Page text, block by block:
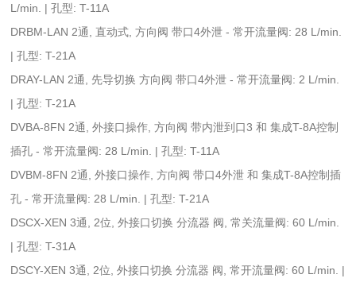
L/min. | 孔型: T-11A
DRBM-LAN 2通, 直动式, 方向阀 带口4外泄 - 常开流量阀: 28 L/min.
| 孔型: T-21A
DRAY-LAN 2通, 先导切换 方向阀 带口4外泄 - 常开流量阀: 2 L/min.
| 孔型: T-21A
DVBA-8FN 2通, 外接口操作, 方向阀 带内泄到口3 和 集成T-8A控制
插孔 - 常开流量阀: 28 L/min. | 孔型: T-11A
DVBM-8FN 2通, 外接口操作, 方向阀 带口4外泄 和 集成T-8A控制插
孔 - 常开流量阀: 28 L/min. | 孔型: T-21A
DSCX-XEN 3通, 2位, 外接口切换 分流器 阀, 常关流量阀: 60 L/min.
| 孔型: T-31A
DSCY-XEN 3通, 2位, 外接口切换 分流器 阀, 常开流量阀: 60 L/min. |